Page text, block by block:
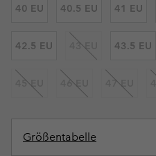
40 EU 40.5 EU 41 EU
42.5 EU 43 EU 43.5 EU
45 EU 46 EU 47 EU
Größentabelle